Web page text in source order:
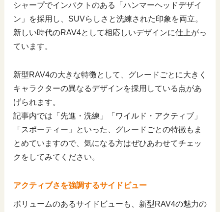
シャープでインパクトのある「ハンマーヘッドデザイ
ン」を採用し、SUVらしさと洗練された印象を両立。
新しい時代のRAV4として相応しいデザインに仕上がっ
ています。
新型RAV4の大きな特徴として、グレードごとに大きく
キャラクターの異なるデザインを採用している点があ
げられます。
記事内では「先進・洗練」「ワイルド・アクティブ」
「スポーティー」といった、グレードごとの特徴もま
とめていますので、気になる方はぜひあわせてチェッ
クをしてみてください。
アクティブさを強調するサイドビュー
ボリュームのあるサイドビューも、新型RAV4の魅力の